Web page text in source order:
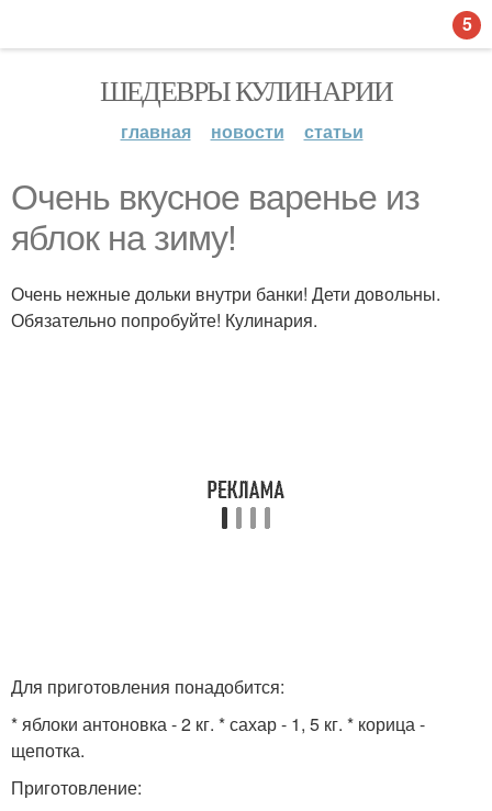
ШЕДЕВРЫ КУЛИНАРИИ
главная новости статьи
Очень вкусное варенье из
яблок на зиму!
Очень нежные дольки внутри банки! Дети довольны.
Обязательно попробуйте! Кулинария.
Для приготовления понадобится:
* яблоки антоновка - 2 кг. * сахар - 1, 5 кг. * корица -
щепотка.
Приготовление:
5